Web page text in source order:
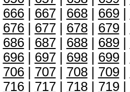
666| 667| 668| 669|
676| 677| 678| 679|
686| 687| 688| 689|
696| 697| 698| 699|
706| 707| 708| 709|
716| 717| 718| 719|